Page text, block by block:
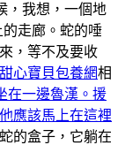
，我想，一個地
的走廊。蛇的唾
，等不及要收
甜心寶貝包養網相
在一邊魯漢。援
應該馬上在這裡
的盒子，它躺在